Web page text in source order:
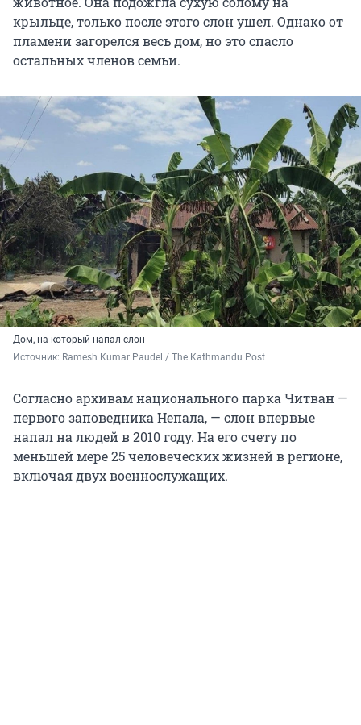
крыльце, только после этого слон ушел. Однако от
пламени загорелся весь дом, но это спасло
остальных членов семьи.
Дом, на который напал слон
Источник: Ramesh Kumar Paudel / The Kathmandu Post
Согласно архивам национального парка Читван —
первого заповедника Непала, — слон впервые
напал на людей в 2010 году. На его счету по
меньшей мере 25 человеческих жизней в регионе,
включая двух военнослужащих.